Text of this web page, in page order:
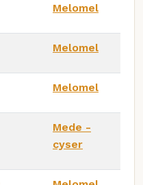
Melomel
Melomel
Melomel
Mede -
cyser